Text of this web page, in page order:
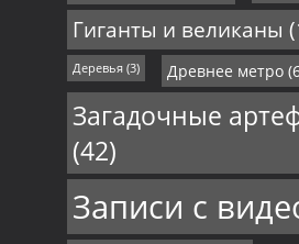
Гиганты и великаны
Деревья(3) Древнее метро
Загадочные
(42)
Записи с